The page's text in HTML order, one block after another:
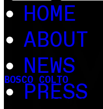
HOME
ABOUT
NEWS
PRESS
BOSCO COLTO
23-31 AGOSTO 2024